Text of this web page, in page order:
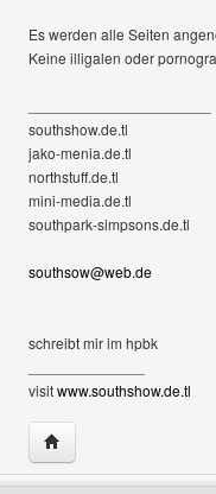
Es werden alle Seiten
Keine illigalen oder
southshow.de.tl
jako-menia.de.tl
northstuff.de.tl
mini-media.de.tl
southpark-simpsons.de.tl
southsow@web.de
schreibt mir im hpbk
visitwww.southshow.de.tl
Website dieses